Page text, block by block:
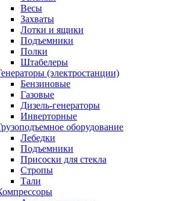
Весы
Захваты
Лотки и ящики
Подъемники
Полки
Штабелеры
(электростанции)
Бензиновые
Газовые
Дизель-генераторы
Инверторные
оборудование
Лебедки
Подъемники
Присоски для стекла
Стропы
Тали